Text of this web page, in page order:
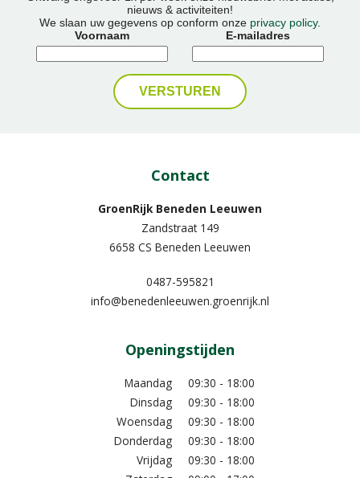
nieuws & activiteiten!
We slaan uw gegevens op conform onze privacy policy.
Voornaam
E-mailadres
Contact
GroenRijk Beneden Leeuwen​
Zandstraat 149
6658 CS Beneden Leeuwen
0487-595821
info@benedenleeuwen.groenrijk.nl
Openingstijden
Maandag
09:30 - 18:00
Dinsdag
09:30 - 18:00
Woensdag
09:30 - 18:00
Donderdag
09:30 - 18:00
Vrijdag
09:30 - 18:00